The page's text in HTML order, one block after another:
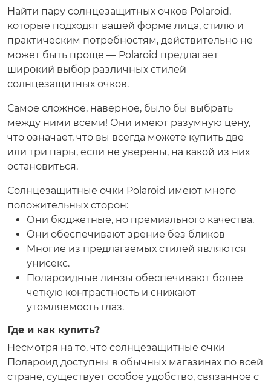
Найти пару солнцезащитных очков Polaroid,
которые подходят вашей форме лица, стилю и
практическим потребностям, действительно не
может быть проще — Polaroid предлагает
широкий выбор различных стилей
солнцезащитных очков.
Самое сложное, наверное, было бы выбрать
между ними всеми! Они имеют разумную цену,
что означает, что вы всегда можете купить две
или три пары, если не уверены, на какой из них
остановиться.
Солнцезащитные очки Polaroid имеют много
положительных сторон:
Они бюджетные, но премиального качества.
Они обеспечивают зрение без бликов
Многие из предлагаемых стилей являются
унисекс.
Полароидные линзы обеспечивают более
четкую контрастность и снижают
утомляемость глаз.
Где и как купить?
Несмотря на то, что солнцезащитные очки
Полароид доступны в обычных магазинах по всей
стране, существует особое удобство, связанное с